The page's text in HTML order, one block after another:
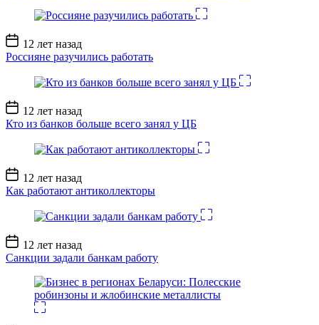
Дата
записи
12 лет назад
Россияне разучились работать
Дата
записи
12 лет назад
Кто из банков больше всего занял у ЦБ
Дата
записи
12 лет назад
Как работают антиколлекторы
Дата
записи
12 лет назад
Санкции задали банкам работу